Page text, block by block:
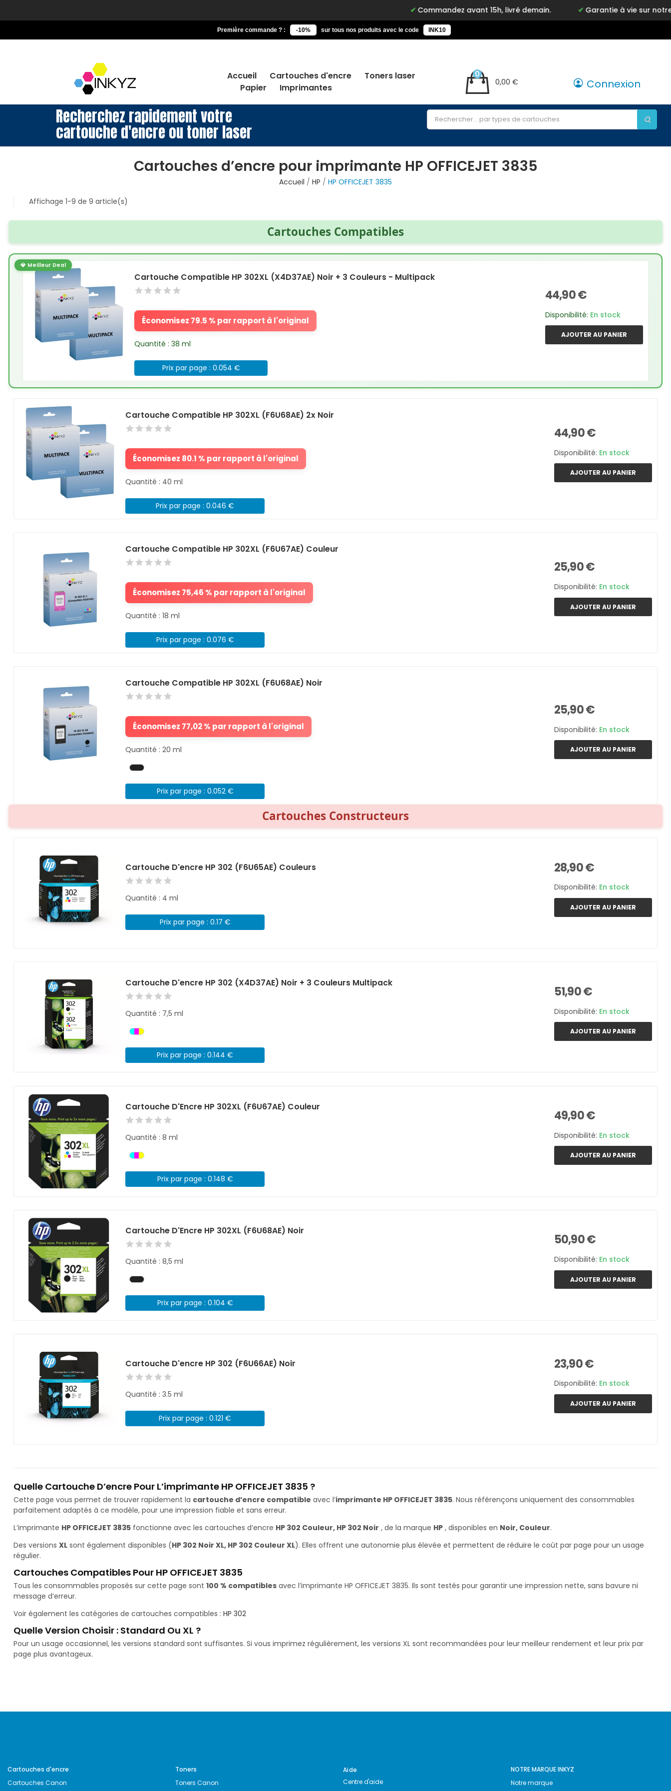
Commandez avant 15h, livré demain. Garantie à vie sur notre marque
Première commande ? : -10% sur tous nos produits avec le code INK10
Accueil Cartouches d'encre
Toners laser
Papier
Imprimantes
0,00 €
0
Connexion
Recherchez rapidement votre
cartouche d'encre ou toner laser
Cartouches d’encre pour imprimante HP OFFICEJET 3835
Accueil HP
HP OFFICEJET 3835
Affichage 1-9 de 9 article(s)
Cartouches Compatibles
💎 Meilleur Deal
Cartouche Compatible HP 302XL (X4D37AE) Noir + 3 Couleurs - Multipack
Économisez 79.5 % par rapport à l'original
Quantité : 38 ml
Prix par page : 0.054 €
44,90 €
Disponibilité: En stock
AJOUTER AU PANIER
Cartouche Compatible HP 302XL (F6U68AE) 2x Noir
Économisez 80.1 % par rapport à l'original
Quantité : 40 ml
Prix par page : 0.046 €
44,90 €
Disponibilité: En stock
AJOUTER AU PANIER
Cartouche Compatible HP 302XL (F6U67AE) Couleur
Économisez 75,46 % par rapport à l'original
Quantité : 18 ml
Prix par page : 0.076 €
25,90 €
Disponibilité: En stock
AJOUTER AU PANIER
Cartouche Compatible HP 302XL (F6U68AE) Noir
Économisez 77,02 % par rapport à l'original
Quantité : 20 ml
Prix par page : 0.052 €
25,90 €
Disponibilité: En stock
AJOUTER AU PANIER
Cartouches Constructeurs
Cartouche D'encre HP 302 (F6U65AE) Couleurs
Quantité : 4 ml
Prix par page : 0.17 €
28,90 €
Disponibilité: En stock
AJOUTER AU PANIER
Cartouche D'encre HP 302 (X4D37AE) Noir + 3 Couleurs Multipack
Quantité : 7,5 ml
Prix par page : 0.144 €
51,90 €
Disponibilité: En stock
AJOUTER AU PANIER
Cartouche D'Encre HP 302XL (F6U67AE) Couleur
Quantité : 8 ml
Prix par page : 0.148 €
49,90 €
Disponibilité: En stock
AJOUTER AU PANIER
Cartouche D'Encre HP 302XL (F6U68AE) Noir
Quantité : 8,5 ml
Prix par page : 0.104 €
50,90 €
Disponibilité: En stock
AJOUTER AU PANIER
Cartouche D'encre HP 302 (F6U66AE) Noir
Quantité : 3.5 ml
Prix par page : 0.121 €
23,90 €
Disponibilité: En stock
AJOUTER AU PANIER
Quelle Cartouche D’encre Pour L’imprimante HP OFFICEJET 3835 ?
Cette page vous permet de trouver rapidement la cartouche d’encre compatible avec l’imprimante HP OFFICEJET 3835. Nous référençons uniquement des consommables
parfaitement adaptés à ce modèle, pour une impression fiable et sans erreur.
L’imprimante HP OFFICEJET 3835 fonctionne avec les cartouches d’encre HP 302 Couleur, HP 302 Noir , de la marque HP , disponibles en Noir, Couleur.
Des versions XL sont également disponibles (HP 302 Noir XL, HP 302 Couleur XL). Elles offrent une autonomie plus élevée et permettent de réduire le coût par page pour un usage
régulier.
Cartouches Compatibles Pour HP OFFICEJET 3835
Tous les consommables proposés sur cette page sont 100 % compatibles avec l’imprimante HP OFFICEJET 3835. Ils sont testés pour garantir une impression nette, sans bavure ni
message d’erreur.
Voir également les catégories de cartouches compatibles : HP 302
Quelle Version Choisir : Standard Ou XL ?
Pour un usage occasionnel, les versions standard sont suffisantes. Si vous imprimez régulièrement, les versions XL sont recommandées pour leur meilleur rendement et leur prix par
page plus avantageux.
Cartouches d'encre
Cartouches Canon
Toners
Toners Canon
Aide
Centre d'aide
NOTRE MARQUE INKYZ
Notre marque